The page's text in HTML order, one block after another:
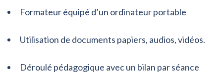
Formateur équipé d’un ordinateur portable
Utilisation de documents papiers, audios, vidéos.
Déroulé pédagogique avec un bilan par séance